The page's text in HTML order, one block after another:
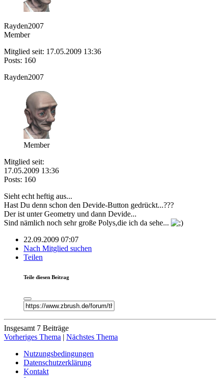
Rayden2007
Member
Mitglied seit: 17.05.2009 13:36
Posts: 160
Rayden2007
Member
Mitglied seit:
17.05.2009 13:36
Posts: 160
Sieht echt heftig aus...
Hast Du denn schon den Devide-Button gedrückt...???
Der ist unter Geometry und dann Devide...
Sind nämlich noch sehr große Polys,die ich da sehe...
22.09.2009 07:07
Nach Mitglied suchen
Teilen
Teile diesen Beitrag
Insgesamt 7 Beiträge
Vorheriges Thema
Nächstes Thema
Nutzungsbedingungen
Datenschutzerklärung
Kontakt